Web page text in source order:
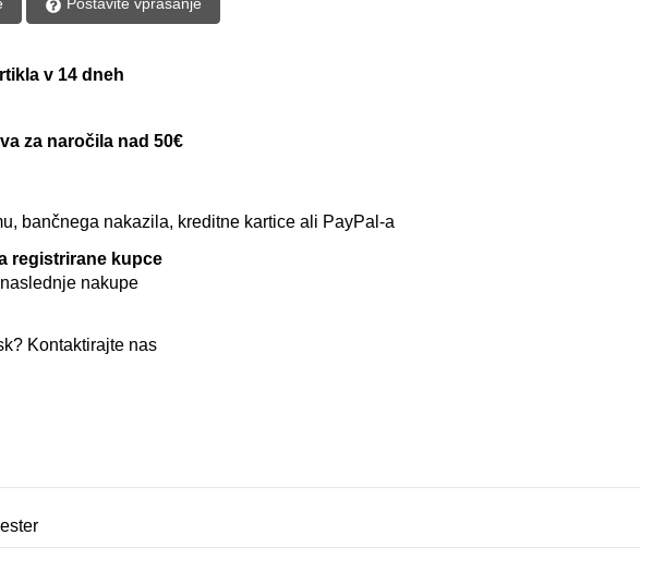
v 14 dneh
za naročila nad 50€
bančnega nakazila, kreditne kartice ali PayPal-a
registrirane kupce
nakupe
Kontaktirajte nas